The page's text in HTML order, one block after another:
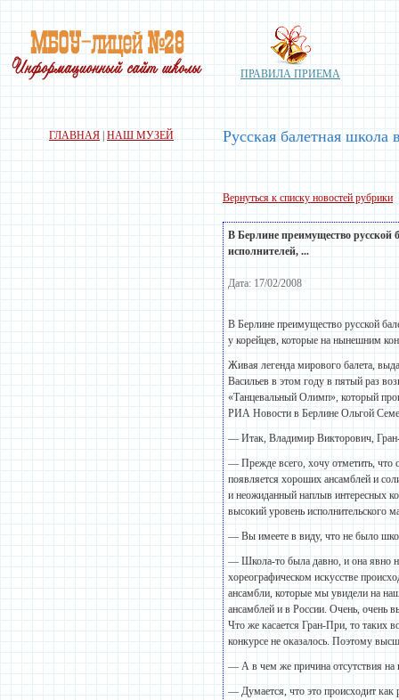
ПРАВИЛА ПРИЕМА
ГЛАВНАЯ НАШ МУЗЕЙ Русская балетная школа
Вернуться к списку новостей рубрики
В Берлине преимущество русской
исполнителей, ...
Дата: 17/02/2008
В Берлине преимущество русской
у корейцев, которые на нынешним
Живая легенда мирового балета,
Васильев в этом году в пятый раз
«Танцевальный Олимп», который
РИА Новости в Берлине Ольгой
— Итак, Владимир Викторович,
— Прежде всего, хочу отметить, что
появляется хороших ансамблей и
и неожиданный наплыв интересных
высокий уровень исполнительского
— Вы имеете в виду, что не было
— Школа-то была давно, и она явно
хореографическом искусстве
ансамбли, которые мы увидели на
ансамблей и в России. Очень, очень
Что же касается Гран-При, то таких
конкурсе не оказалось. Поэтому
— А в чем же причина отсутствия на
— Думается, что это происходит как